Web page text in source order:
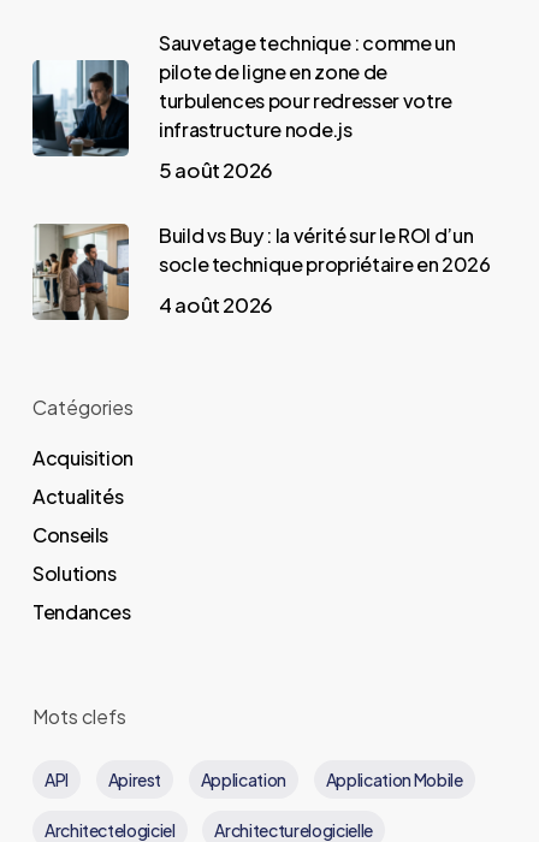
Sauvetage technique : comme un
pilote de ligne en zone de
turbulences pour redresser votre
infrastructure node.js
5 août 2026
Build vs Buy : la vérité sur le ROI d’un
socle technique propriétaire en 2026
4 août 2026
Catégories
Acquisition
Actualités
Conseils
Solutions
Tendances
Mots clefs
API Apirest Application Application Mobile
Architectelogiciel Architecturelogicielle